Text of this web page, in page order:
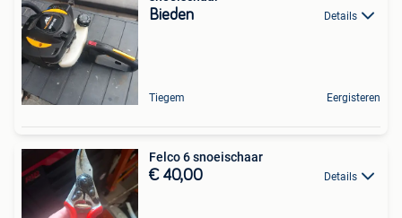
Bieden Details
Tiegem Eergisteren
Felco 6 snoeischaar
€ 40,00 Details